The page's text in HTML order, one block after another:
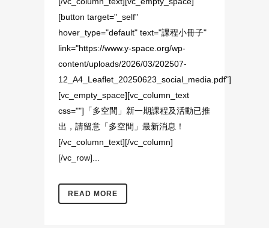
[button target="_self"
hover_type="default" text="課程小冊子"
link="https://www.y-space.org/wp-
content/uploads/2026/03/202507-
12_A4_Leaflet_20250623_social_media.pdf"]
[vc_empty_space][vc_column_text
css=""]「多空間」新一期課程及活動已推
出，請留意「多空間」最新消息！
[/vc_column_text][/vc_column]
[/vc_row]...
READ MORE